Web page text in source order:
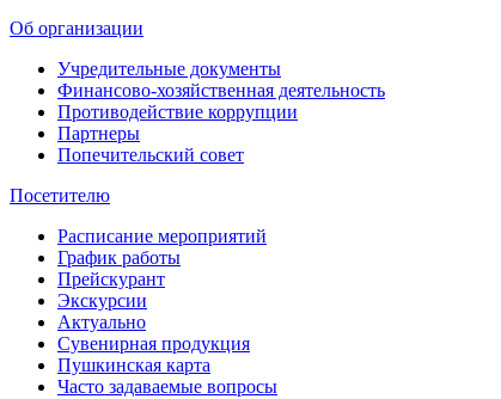
Об организации
Учредительные документы
Финансово-хозяйственная деятельность
Противодействие коррупции
Партнеры
Попечительский совет
Посетителю
Расписание мероприятий
График работы
Прейскурант
Экскурсии
Актуально
Сувенирная продукция
Пушкинская карта
Часто задаваемые вопросы